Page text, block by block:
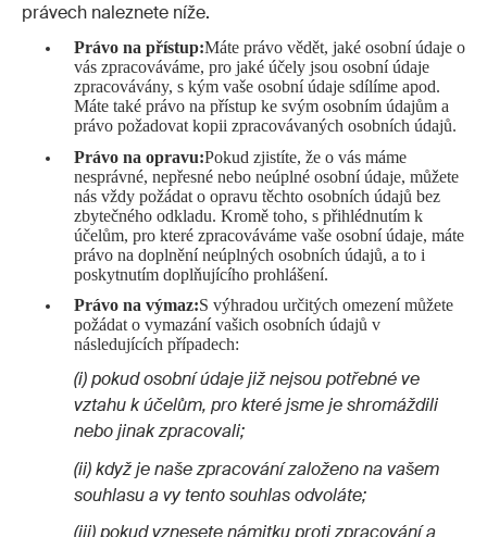
právech naleznete níže.
Právo na přístup:Máte právo vědět, jaké osobní údaje o
vás zpracováváme, pro jaké účely jsou osobní údaje
zpracovávány, s kým vaše osobní údaje sdílíme apod.
Máte také právo na přístup ke svým osobním údajům a
právo požadovat kopii zpracovávaných osobních údajů.
Právo na opravu:Pokud zjistíte, že o vás máme
nesprávné, nepřesné nebo neúplné osobní údaje, můžete
nás vždy požádat o opravu těchto osobních údajů bez
zbytečného odkladu. Kromě toho, s přihlédnutím k
účelům, pro které zpracováváme vaše osobní údaje, máte
právo na doplnění neúplných osobních údajů, a to i
poskytnutím doplňujícího prohlášení.
Právo na výmaz:S výhradou určitých omezení můžete
požádat o vymazání vašich osobních údajů v
následujících případech:
(i) pokud osobní údaje již nejsou potřebné ve
vztahu k účelům, pro které jsme je shromáždili
nebo jinak zpracovali;
(ii) když je naše zpracování založeno na vašem
souhlasu a vy tento souhlas odvoláte;
(iii) pokud vznesete námitku proti zpracování a